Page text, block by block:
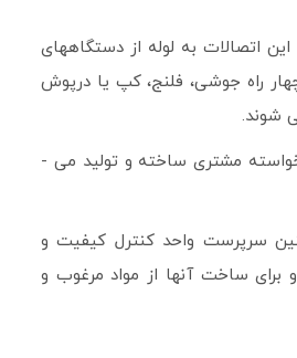
اتصالات به لوله از دستگاه­های
استفاده می ­شود. از انواع اتصالات جوشی پلی ­اتیلن می ­توان به سه راهی، سه راهی تبدیل، تبدیل، زانو 45 و 90 درجه، چهار راه جوشی، فلنج، کپ یا درپوش
این محصولات از ابعاد مختلف و متنوعی نیز برخوردار هستند. به صورت معمول اتصالات جوشی پلی­ اتیلن در ابعاد 32 میلی­متری تا 400 میلیمتری مطابق با نیاز و خواسته مشتری ساخته و تولید می ­
سرپرست واحد کنترل کیفیت و
برای ساخت آن­ها از مواد مرغوب و